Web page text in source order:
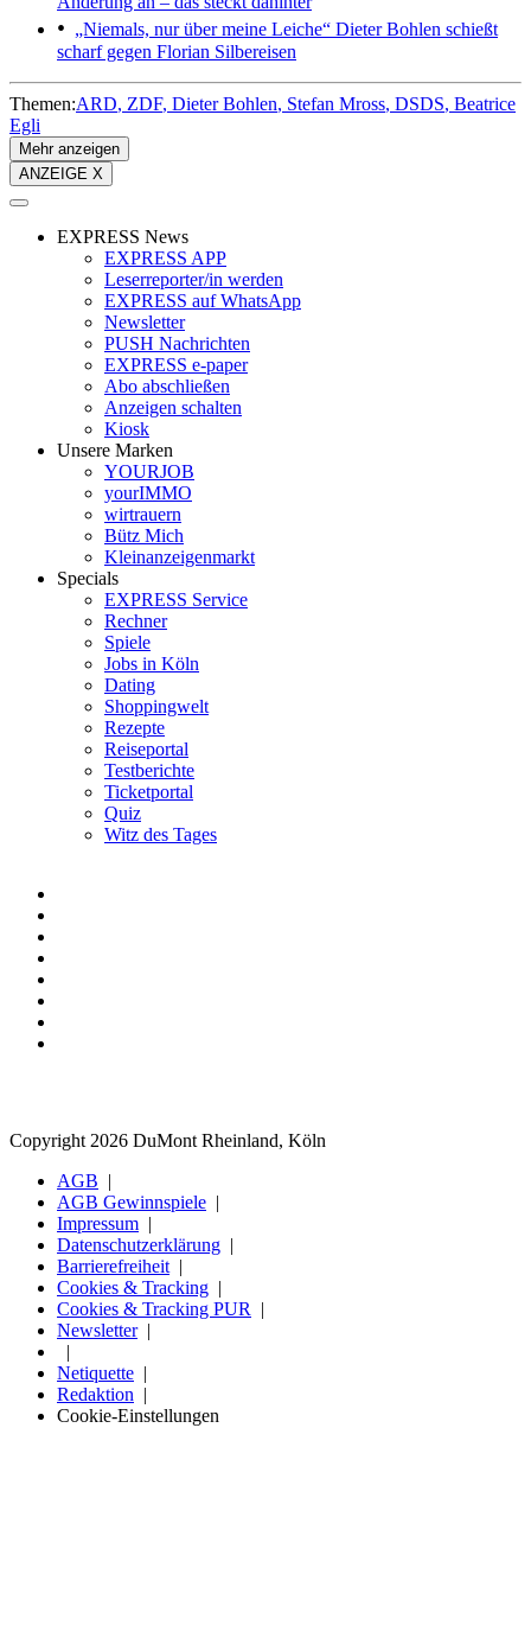
„Niemals, nur über meine Leiche“ Dieter Bohlen schießt
scharf gegen Florian Silbereisen
Themen:ARD ZDF Dieter Bohlen Stefan Mross DSDS Beatrice
Egli
Mehr anzeigen
ANZEIGE X
EXPRESS News
EXPRESS APP
Leserreporter/in werden
EXPRESS auf WhatsApp
Newsletter
PUSH Nachrichten
EXPRESS e-paper
Abo abschließen
Anzeigen schalten
Kiosk
Unsere Marken
YOURJOB
yourIMMO
wirtrauern
Bütz Mich
Kleinanzeigenmarkt
Specials
EXPRESS Service
Rechner
Spiele
Jobs in Köln
Dating
Shoppingwelt
Rezepte
Reiseportal
Testberichte
Ticketportal
Quiz
Witz des Tages
Copyright 2026 DuMont Rheinland, Köln
AGB
AGB Gewinnspiele
Impressum
Datenschutzerklärung
Barrierefreiheit
Cookies & Tracking
Cookies & Tracking PUR
Newsletter
Netiquette
Redaktion
Cookie-Einstellungen